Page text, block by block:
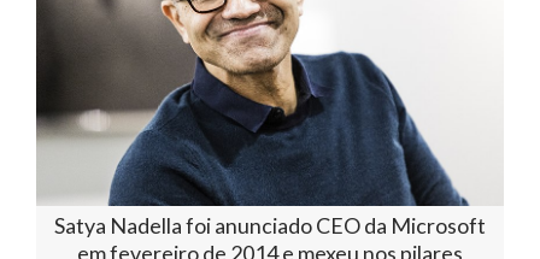
Satya Nadella foi anunciado CEO da Microsoft
em fevereiro de 2014 e mexeu nos pilares